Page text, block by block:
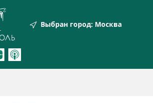
Выбран город: Москва